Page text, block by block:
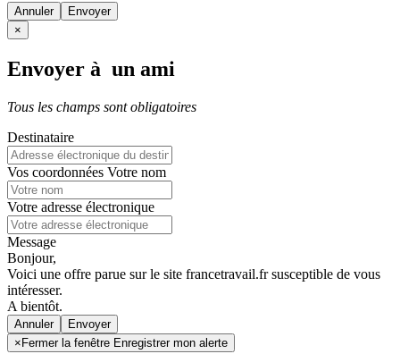
Annuler
×
Envoyer à un ami
Tous les champs sont obligatoires
Destinataire
Vos coordonnées Votre nom
Votre adresse électronique
Message
Bonjour,
Voici une offre parue sur le site francetravail.fr susceptible de vous
intéresser.
A bientôt.
Annuler
× Fermer la fenêtre Enregistrer mon alerte